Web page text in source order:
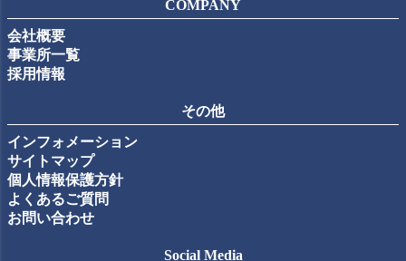
COMPANY
会社概要
事業所一覧
採用情報
その他
インフォメーション
サイトマップ
個人情報保護方針
よくあるご質問
お問い合わせ
Social Media